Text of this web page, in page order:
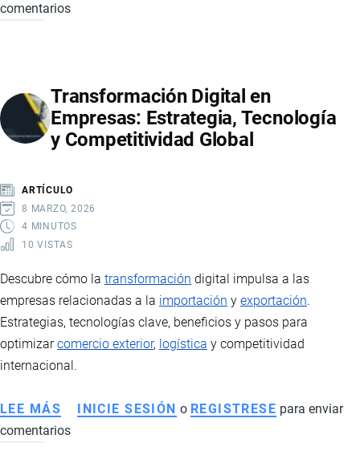
PAÍSES
LOS
ECUATORIANOS
PUEDEN
VISA:
CONSIDERACIONES
PARA
RETORNO
comentarios
Transformación Digital en
Empresas: Estrategia, Tecnología
y Competitividad Global
ARTÍCULO
8 MARZO, 2026
4 MINUTOS
10 VISTAS
Descubre cómo la transformación digital impulsa a las
empresas relacionadas a la importación y exportación.
Estrategias, tecnologías clave, beneficios y pasos para
optimizarcomercio exterior, logística y competitividad
internacional.
LEE MÁS SOBRE
TRANSFORMACIÓN
INICIE SESIÓN o REGISTRESE para enviar
comentarios